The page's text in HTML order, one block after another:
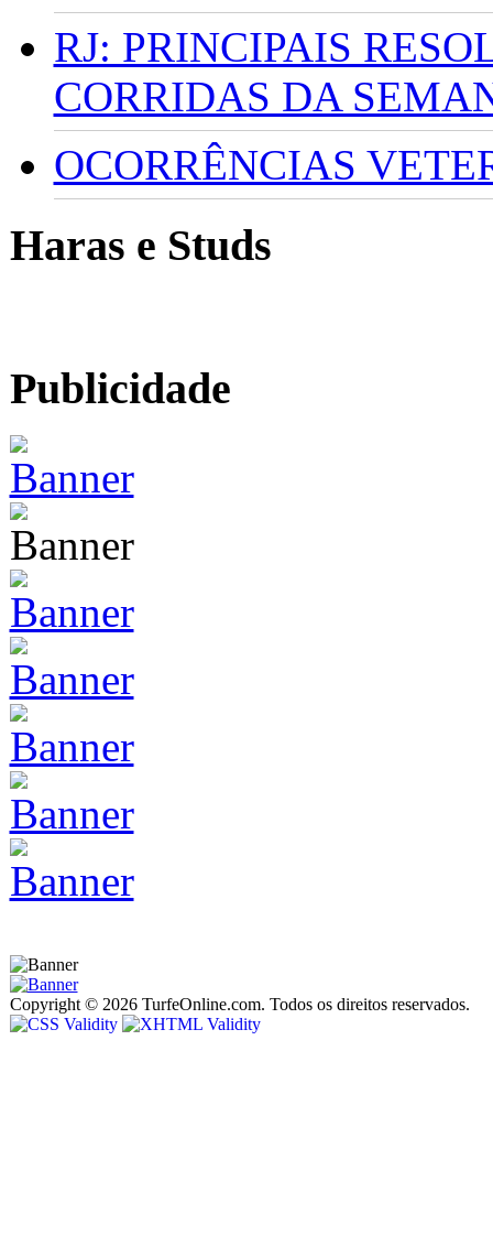
RJ: PRINCIPAIS
CORRIDAS DA
OCORRÊNCIAS
Haras e Studs
Publicidade
Copyright © 2026 TurfeOnline.com. Todos os direitos reservados.